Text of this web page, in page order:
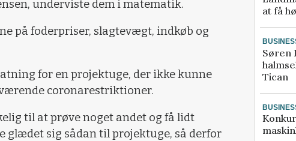
underviste dem i matematik.
på foderpriser, slagtevægt, indkøb og
for en projektuge, der ikke kunne
coronarestriktioner.
til at prøve noget andet og få lidt
glædet sig sådan til projektuge, så derfor
at få
Søren
Tican